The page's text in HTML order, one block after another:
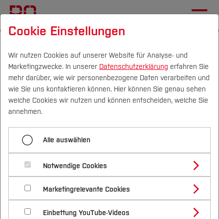
Campus Personen DE|EN Quicklinks
Studium
Studienangebote
Bachelorstudiengänge
Masterstudiengänge
Vor dem Studium
Bewerben & Einschreiben
Bewerbungsportal
Im Studium
Studienbüros und Prüfungen
Nach dem Studium
Forschung & Transfer
Profil
Forschungs- und Transferprofil
Schwerpunkte (FuT)
Beratung & Förderung
Nachhaltigkeit
Nachhaltigkeit studieren
International
Überprüfung
Erhebungsinstrument zur
Evaluierung des
Settingansatzes in der
Gesundheitsförderung
Ziel des Projektes, Methodik,
Ausblick
Cookie Einstellungen
Wir nutzen Cookies auf unserer Website für Analyse- und
Marketingzwecke. In unserer Datenschutzerklärung erfahren Sie
mehr darüber, wie wir personenbezogene Daten verarbeiten und
wie Sie uns kontaktieren können. Hier können Sie genau sehen
welche Cookies wir nutzen und können entscheiden, welche Sie
annehmen.
Alle auswählen
Notwendige Cookies
Marketingrelevante Cookies
Einbettung YouTube-Videos